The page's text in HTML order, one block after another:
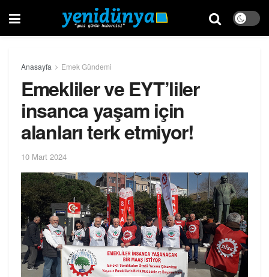
Anasayfa Emek Gündemi
Emekliler ve EYT’liler
insanca yaşam için
alanları terk etmiyor!
10 Mart 2024